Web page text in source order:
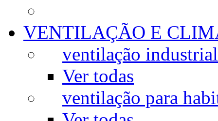
VENTILAÇÃO E
ventilação industrial
Ver todas
ventilação para